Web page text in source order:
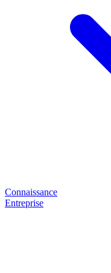
Connaissance
Entreprise